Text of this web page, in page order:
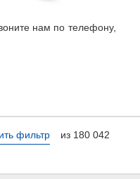
нам по телефону,
из 180 042
фильтр